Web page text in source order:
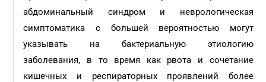
абдоминальный синдром и неврологическая
симптоматика с большей вероятностью могут
указывать на бактериальную этиологию
заболевания, в то время как рвота и сочетание
кишечных и респираторных проявлений более